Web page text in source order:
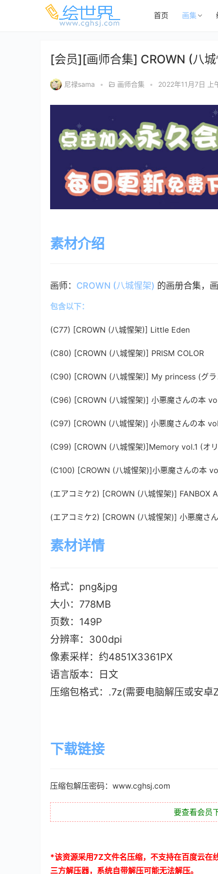
首页 画集
[会员][画师合集] CROWN (八
尼禄sama • 画师合集 • 2022年11月7日 上
素材介绍
画师： CROWN (八城惺架) 的画册合集，
包含以下：
(C77) [CROWN (八城惺架)] Little Eden
(C80) [CROWN (八城惺架)] PRISM COLOR
(C90) [CROWN (八城惺架)] My princess (グラ
(C96) [CROWN (八城惺架)] 小悪魔さんの本
(C97) [CROWN (八城惺架)] 小悪魔さんの本
(C99) [CROWN (八城惺架)]Memory vol.1 (オ
(C100) [CROWN (八城惺架)]小悪魔さんの本
(エアコミケ2) [CROWN (八城惺架)] FANBOX
(エアコミケ2) [CROWN (八城惺架)] 小悪魔さ
素材详情
格式：png&jpg
大小：778MB
页数：149P
分辨率：300dpi
像素采样：约4851X3361PX
语言版本：日文
压缩包格式：.7z(需要电脑解压或安
下载链接
压缩包解压密码：www.cghsj.com
要查看会员
*该资源采用7Z文件名压缩，不支持在百度云在
三方解压器，系统自带解压可能无法解压。